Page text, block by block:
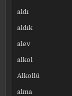
aldı
aldık
alev
alkol
Alkollü
alma